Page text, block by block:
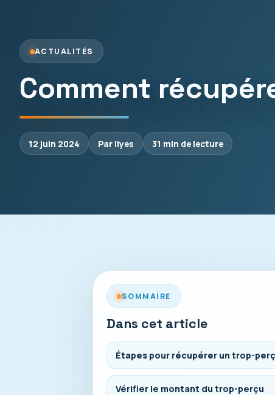
ACTUALITÉS
Comment
12 juin 2024 Par Ilyes 31 min de lecture
SOMMAIRE
Dans cet article
Étapes pour récupérer un trop-
Vérifier le montant du trop-perçu